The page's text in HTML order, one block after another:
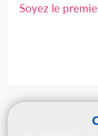
Soyez le